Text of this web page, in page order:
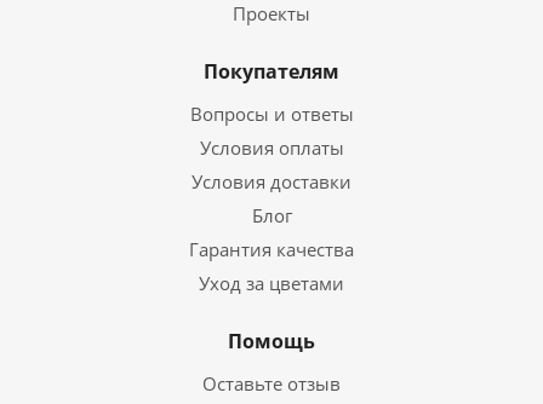
Проекты
Покупателям
Вопросы и ответы
Условия оплаты
Условия доставки
Блог
Гарантия качества
Уход за цветами
Помощь
Оставьте отзыв